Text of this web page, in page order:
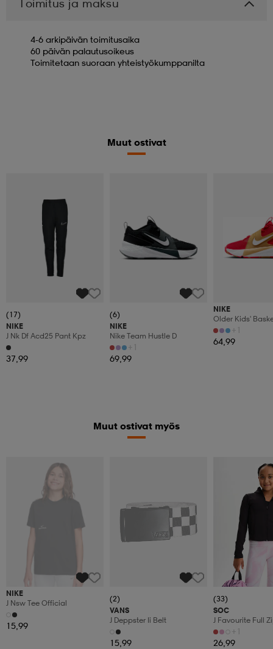
Toimitus ja maksu
4-6 arkipäivän toimitusaika
60 päivän palautusoikeus
Toimitetaan suoraan yhteistyökumppanilta
Muut ostivat
(17)
NIKE
J Nk Df Acd25 Pant Kpz
37,99
(6)
NIKE
Nike Team Hustle D
+1
69,99
NIKE
Older Kids'
Shoes Team
+1
64,99
Muut ostivat myös
NIKE
J Nsw Tee Official
15,99
(2)
VANS
J Deppster Ii Belt
15,99
(33)
SOC
J Favourite Full
+1
26,99